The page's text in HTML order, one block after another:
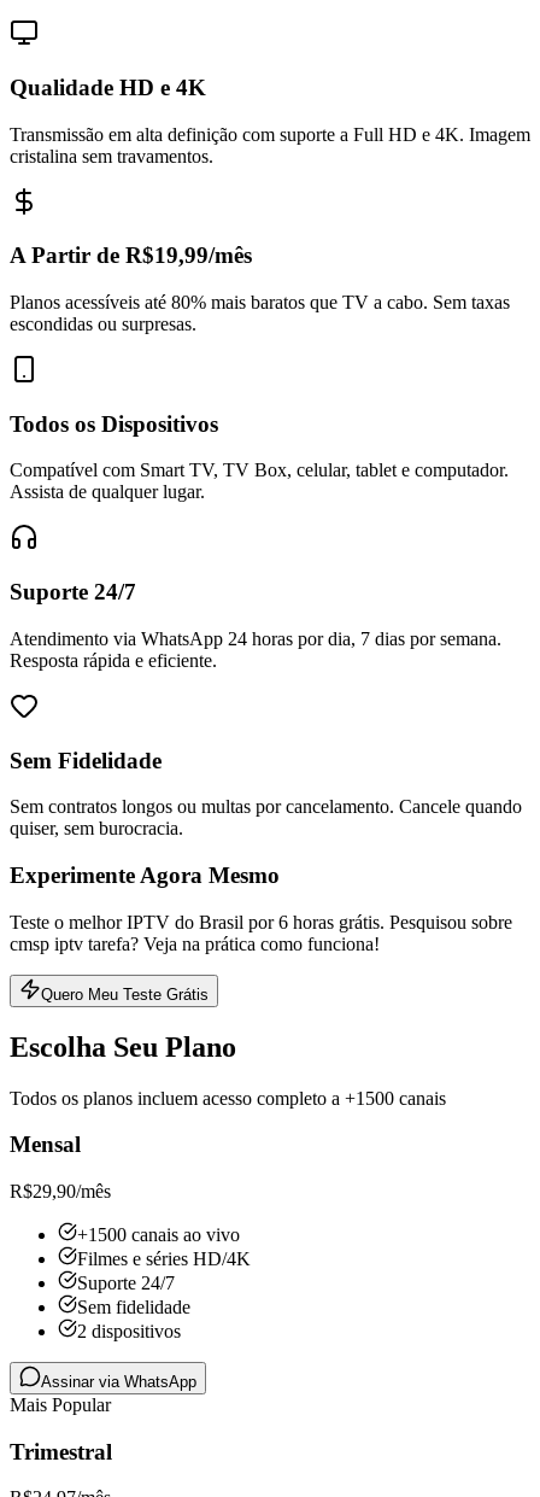
Qualidade HD e 4K
Transmissão em alta definição com suporte a Full HD e 4K. Imagem
cristalina sem travamentos.
A Partir de R$19,99/mês
Planos acessíveis até 80% mais baratos que TV a cabo. Sem taxas
escondidas ou surpresas.
Todos os Dispositivos
Compatível com Smart TV, TV Box, celular, tablet e computador.
Assista de qualquer lugar.
Suporte 24/7
Atendimento via WhatsApp 24 horas por dia, 7 dias por semana.
Resposta rápida e eficiente.
Sem Fidelidade
Sem contratos longos ou multas por cancelamento. Cancele quando
quiser, sem burocracia.
Experimente Agora Mesmo
Teste o melhor IPTV do Brasil por 6 horas grátis. Pesquisou sobre
cmsp iptv tarefa? Veja na prática como funciona!
Quero Meu Teste Grátis
Escolha Seu Plano
Todos os planos incluem acesso completo a +1500 canais
Mensal
R$29,90/mês
+1500 canais ao vivo
Filmes e séries HD/4K
Suporte 24/7
Sem fidelidade
2 dispositivos
Assinar via WhatsApp
Mais Popular
Trimestral